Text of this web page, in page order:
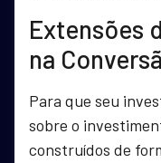
Extensões
na
Para que seu
sobre o
construídos de